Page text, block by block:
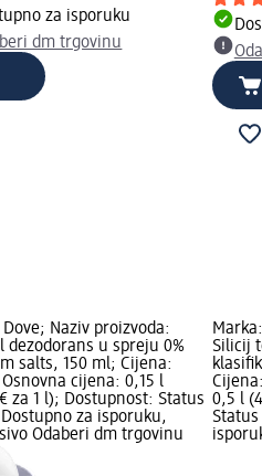
za isporuku
dm trgovinu
Naziv proizvoda:
dezodorans u spreju 0%
salts, 150 ml; Cijena:
cijena: 0,15 l
za 1 l); Dostupnost: Status
za isporuku,
Odaberi dm trgovinu
Silicij
0,5 l